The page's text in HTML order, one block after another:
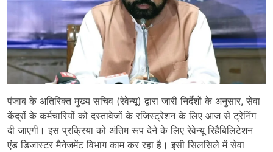
पंजाब के अतिरिक्त मुख्य सचिव (रेवेन्यू) द्वारा जारी निर्देशों के अनुसार, सेवा
केंद्रों के कर्मचारियों को दस्तावेजों के रजिस्ट्रेशन के लिए आज से ट्रेनिंग
दी जाएगी। इस प्रक्रिया को अंतिम रूप देने के लिए रेवेन्यू रिहैबिलिटेशन
एंड डिजास्टर मैनेजमेंट विभाग काम कर रहा है। इसी सिलसिले में सेवा